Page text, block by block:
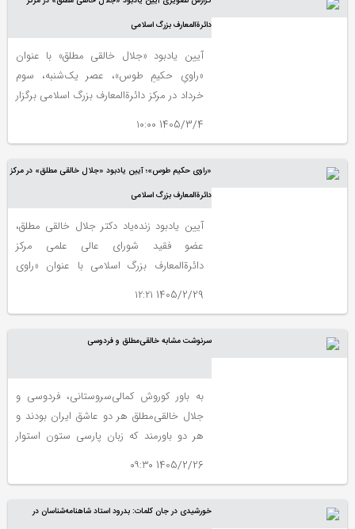
دائرة‌المعارف بزرگ اسلامی
آیین یادبود «جلال خالقی مطلق» با عنوان
«راویِ حکیمِ طوس»، عصر یک‌شنبه، سوم
خرداد در مرکز دائرة‌المعارف بزرگ اسلامی برگزار
1405/3/4 ۱۰:۰۰
«راوی حکیم طوس»؛ آیین یادبود «جلال خالقی مطلق» در مرکز
دائرةالمعارف بزرگ اسلامی
آیین یادبود زنده‌یاد دکتر جلال خالقی مطلق،
عضو فقید شورای عالی علمی مرکز
دائرة‌المعارف بزرگ اسلامی با عنوان «راوی
1405/2/29 ۱۲:۲۱
سرنوشت مشابه خالقی‌مطلق و فردوسی
به باور کوروش کمالی‌سروستانی، فردوسی و
جلال خالقی‌مطلق هر دو عاشق ایران بودند و
هر دو باورمند که زبان پارسی ستون استوار
1405/2/26 ۰۹:۳۰
خورشیدی در جان کلمات: بدرود استاد شاهنامه‌شناسان در